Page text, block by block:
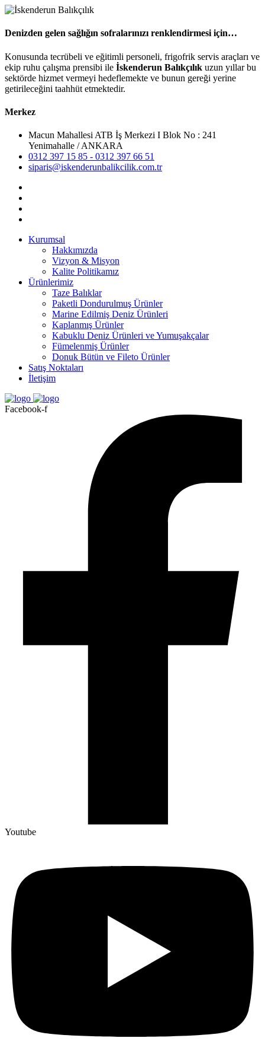
Denizden gelen sağlığın sofralarınızı renklendirmesi için…
Konusunda tecrübeli ve eğitimli personeli, frigofrik servis araçları ve
ekip ruhu çalışma prensibi ile İskenderun Balıkçılık uzun yıllar bu
sektörde hizmet vermeyi hedeflemekte ve bunun gereği yerine
getirileceğini taahhüt etmektedir.
Merkez
Macun Mahallesi ATB İş Merkezi I Blok No : 241
Yenimahalle / ANKARA
0312 397 15 85 - 0312 397 66 51
siparis@iskenderunbalikcilik.com.tr
Kurumsal
Hakkımızda
Vizyon & Misyon
Kalite Politikamız
Ürünlerimiz
Taze Balıklar
Paketli Dondurulmuş Ürünler
Marine Edilmiş Deniz Ürünleri
Kaplanmış Ürünler
Kabuklu Deniz Ürünleri ve Yumuşakçalar
Fümelenmiş Ürünler
Donuk Bütün ve Fileto Ürünler
Satış Noktaları
İletişim
Facebook-f
Youtube